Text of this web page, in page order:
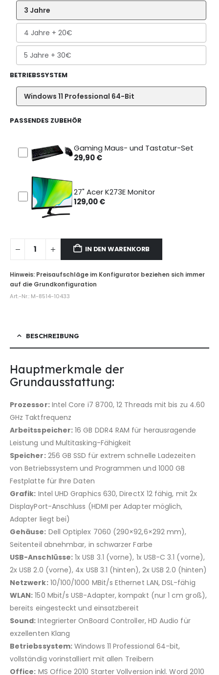
3 Jahre
4 Jahre + 20€
5 Jahre + 30€
BETRIEBSSYSTEM
Windows 11 Professional 64-Bit
PASSENDES ZUBEHÖR
Gaming Maus- und Tastatur-Set
29,90€
27" Acer K273E Monitor
129,00€
IN DEN WARENKORB
Art.-Nr.: M-8514-10433
BESCHREIBUNG
Hauptmerkmale der
Grundausstattung:
Prozessor:Intel Core i7 8700, 12 Threads mit bis zu 4.60
GHz Taktfrequenz
Arbeitsspeicher: 16 GB DDR4 RAM für herausragende
Leistung und Multitasking-Fähigkeit
Speicher:256 GB SSD für extrem schnelle Ladezeiten
von Betriebssystem und Programmen und 1000 GB
Festplatte für Ihre Daten
Grafik: Intel UHD Graphics 630, DirectX 12 fähig, mit 2x
DisplayPort-Anschluss (HDMI per Adapter möglich,
Adapter liegt bei)
Gehäuse: Dell Optiplex 7060 (290×92,6×292 mm),
Seitenteil abnehmbar, in schwarzer Farbe
USB-Anschlüsse: 1x USB 3.1 (vorne), 1x USB-C 3.1 (vorne),
2x USB 2.0 (vorne), 4x USB 3.1 (hinten), 2x USB 2.0 (hinten)
Netzwerk:10/100/1000 MBit/s Ethernet LAN, DSL-fähig
WLAN: 150 Mbit/s USB-Adapter, kompakt (nur 1 cm groß),
bereits eingesteckt und einsatzbereit
Sound: Integrierter OnBoard Controller, HD Audio für
exzellenten Klang
Betriebssystem: Windows 11 Professional 64-bit,
vollständig vorinstalliert mit allen Treibern
Office: MS Office 2010 Starter Vollversion inkl. Word 2010